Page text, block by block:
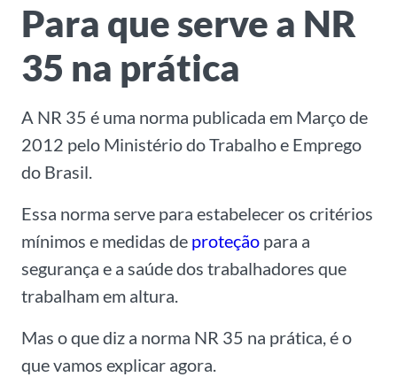
Para que serve a NR
35 na prática
A NR 35 é uma norma publicada em Março de
2012 pelo Ministério do Trabalho e Emprego
do Brasil.
Essa norma serve para estabelecer os critérios
mínimos e medidas de proteção para a
segurança e a saúde dos trabalhadores que
trabalham em altura.
Mas o que diz a norma NR 35 na prática, é o
que vamos explicar agora.